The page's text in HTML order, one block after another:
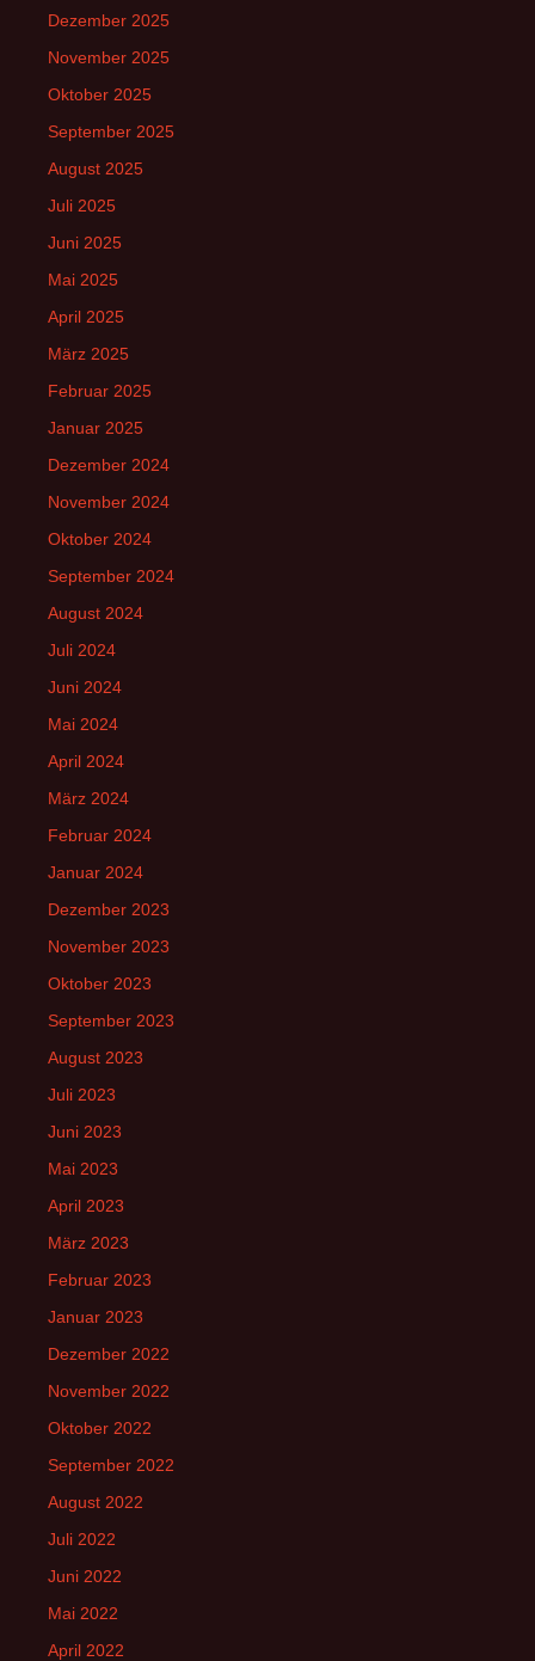
Dezember 2025
November 2025
Oktober 2025
September 2025
August 2025
Juli 2025
Juni 2025
Mai 2025
April 2025
März 2025
Februar 2025
Januar 2025
Dezember 2024
November 2024
Oktober 2024
September 2024
August 2024
Juli 2024
Juni 2024
Mai 2024
April 2024
März 2024
Februar 2024
Januar 2024
Dezember 2023
November 2023
Oktober 2023
September 2023
August 2023
Juli 2023
Juni 2023
Mai 2023
April 2023
März 2023
Februar 2023
Januar 2023
Dezember 2022
November 2022
Oktober 2022
September 2022
August 2022
Juli 2022
Juni 2022
Mai 2022
April 2022